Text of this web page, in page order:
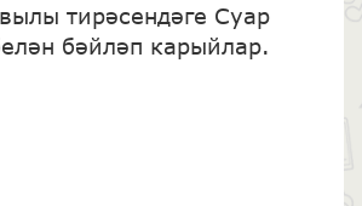
тирәсендәге Суар
бәйләп карыйлар.